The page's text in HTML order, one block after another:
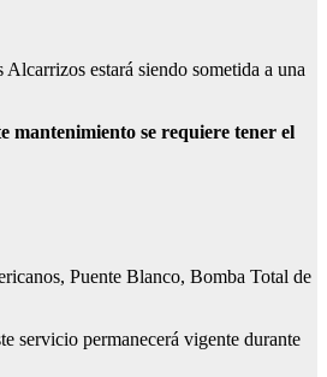
estará siendo sometida a una
mantenimiento se requiere tener el
Puente Blanco, Bomba Total de
servicio permanecerá vigente durante